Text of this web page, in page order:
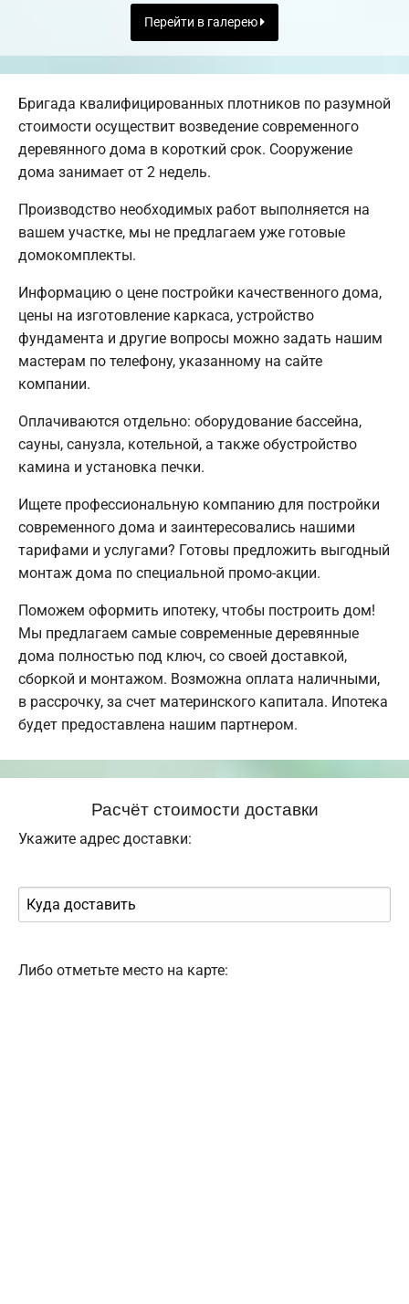
Перейти в галерею
Бригада квалифицированных плотников по разумной
стоимости осуществит возведение современного
деревянного дома в короткий срок. Сооружение
дома занимает от 2 недель.
Производство необходимых работ выполняется на
вашем участке, мы не предлагаем уже готовые
домокомплекты.
Информацию о цене постройки качественного дома,
цены на изготовление каркаса, устройство
фундамента и другие вопросы можно задать нашим
мастерам по телефону, указанному на сайте
компании.
Оплачиваются отдельно: оборудование бассейна,
сауны, санузла, котельной, а также обустройство
камина и установка печки.
Ищете профессиональную компанию для постройки
современного дома и заинтересовались нашими
тарифами и услугами? Готовы предложить выгодный
монтаж дома по специальной промо-акции.
Поможем оформить ипотеку, чтобы построить дом!
Мы предлагаем самые современные деревянные
дома полностью под ключ, со своей доставкой,
сборкой и монтажом. Возможна оплата наличными,
в рассрочку, за счет материнского капитала. Ипотека
будет предоставлена нашим партнером.
Расчёт стоимости доставки
Укажите адрес доставки:
Либо отметьте место на карте: